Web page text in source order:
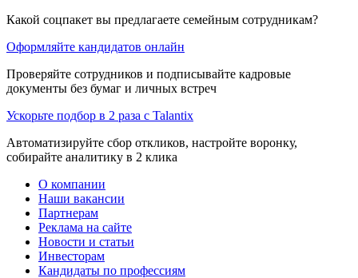
Какой соцпакет вы предлагаете семейным сотрудникам?
Оформляйте кандидатов онлайн
Проверяйте сотрудников и подписывайте кадровые
документы без бумаг и личных встреч
Ускорьте подбор в 2 раза с Talantix
Автоматизируйте сбор откликов, настройте воронку,
собирайте аналитику в 2 клика
О компании
Наши вакансии
Партнерам
Реклама на сайте
Новости и статьи
Инвесторам
Кандидаты по профессиям